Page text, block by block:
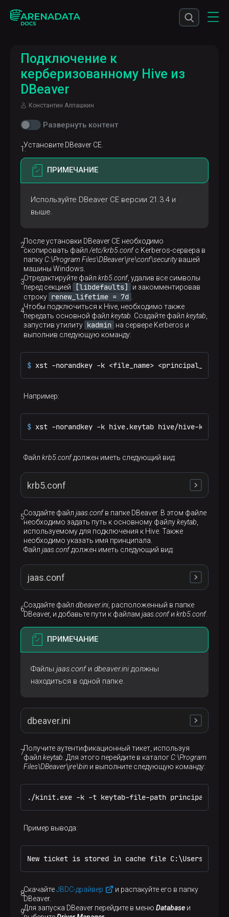
Подключение к
керберизованному Hive из
DBeaver
Константин Алпашкин
Развернуть контент
Установите DBeaver CE.
ПРИМЕЧАНИЕ
Используйте DBeaver CE версии 21.3.4 и
выше.
После установки DBeaver CE необходимо
скопировать файл /etc/krb5.confc Kerberos-сервера в
папку C:\Program Files\DBeaver\jre\conf\securityвашей
машины Windows.
Отредактируйте файл krb5.conf, удалив все символы
перед секцией
[libdefaults]
и закомментировав
строку renew_lifetime = 7d
Чтобы подключиться к Hive, необходимо также
передать основной файл keytab . Создайте файл keytab
запустив утилиту kadmin на сервере Kerberos и
выполнив следующую команду:
$ xst -norandkey -k <file_name> <principal_name>
Например:
$ xst -norandkey -k hive.keytab hive/hive-
Файл krb5.confдолжен иметь следующий вид:
krb5.conf
[libdefaults]
default_realm = ADREALM.IO
dns_lookup_realm = false
dns_lookup_kdc = false
forwardable = true
ADREALM.IO = {
kdc = kerberos-server.ru-central1.internal
admin_server = kerberos-server.ru-
}
[domain_realm]
adrealm.io = ADREALM.IO
.adrealm.io = ADREALM.IO
Создайте файл jaas.confв папке DBeaver. В этом файле
необходимо задать путь к основному файлуkeytab
используемому для подключения к Hive. Также
необходимо указать имя принципала.
Файл jaas.confдолжен иметь следующий вид:
jaas.conf
Client {
com.sun.security.auth.module.Krb5LoginModule
doNotPrompt=true
useKeyTab=true
keyTab="C:/Users/Administrator/Downloads/
renewTGT=false
principal="hive/hive-kerberos.ru-
Создайте файл dbeaver.ini , расположенный в папке
DBeaver, и добавьте пути к файлам jaas.confи krb5.conf.
ПРИМЕЧАНИЕ
Файлы jaas.confи dbeaver.ini должны
находиться в одной папке.
dbeaver.ini
-startup
plugins/
plugins/
-vmargs
-Xms64m
-Djava.security.auth.login.config=jaas.conf
-Djavax.security.auth.useSubjectCredsOnly=false
Получите аутентификационный тикет, используя
файл keytab . Для этого перейдите в каталог C:\Program
Files\DBeaver\jre\bin и выполните следующую команду:
./kinit.exe -k -t keytab-file-path principal_name
Пример вывода:
New ticket is stored in cache file
СкачайтеJBDC-драйвер
и распакуйте его в папку
DBeaver.
Для запуска DBeaver перейдите в меню Database и